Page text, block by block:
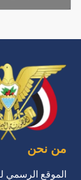
من نحن
الموقع الرسمي